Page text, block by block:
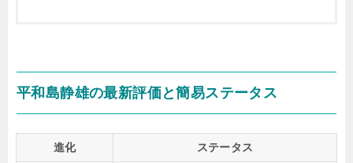
平和島静雄の最新評価と簡易ステータス
進化 ステータス